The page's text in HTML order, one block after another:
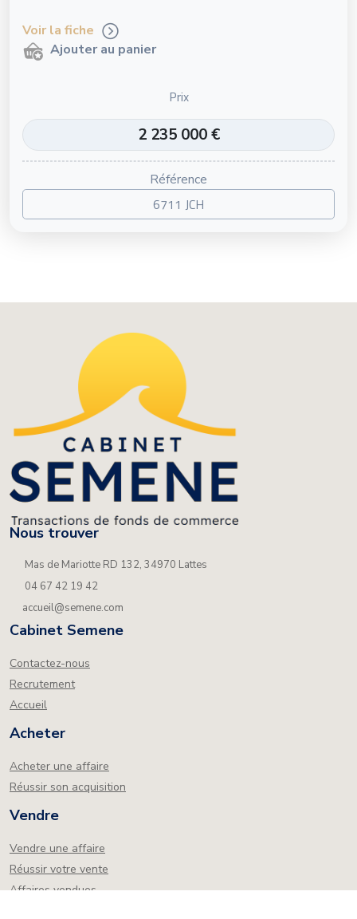
Voir la fiche
Ajouter au panier
Prix
2 235 000 €
Référence
6711 JCH
Nous trouver
Mas de Mariotte RD 132, 34970 Lattes
04 67 42 19 42
accueil@semene.com
Cabinet Semene
Contactez-nous
Recrutement
Accueil
Acheter
Acheter une affaire
Réussir son acquisition
Vendre
Vendre une affaire
Réussir votre vente
Affaires vendues